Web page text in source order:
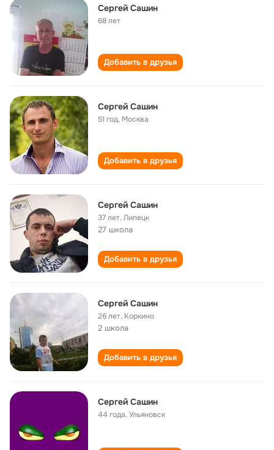
Сергей Сашин
68 лет
Добавить в друзья
Сергей Сашин
51 год, Москва
Добавить в друзья
Сергей Сашин
37 лет,Липецк
27 школа
Добавить в друзья
Сергей Сашин
26 лет, Коркино
2 школа
Добавить в друзья
Сергей Сашин
44 года,Ульяновск